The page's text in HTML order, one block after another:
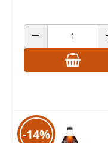
ANZAHL VERRINGERN
-14%